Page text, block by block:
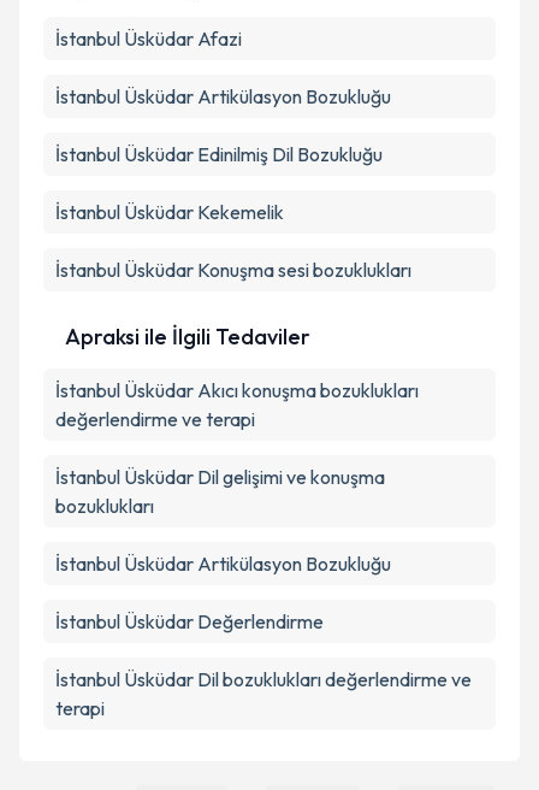
İstanbul Üsküdar Afazi
İstanbul Üsküdar Artikülasyon Bozukluğu
İstanbul Üsküdar Edinilmiş Dil Bozukluğu
İstanbul Üsküdar Kekemelik
İstanbul Üsküdar Konuşma sesi bozuklukları
Apraksi ile İlgili Tedaviler
İstanbul Üsküdar Akıcı konuşma bozuklukları
değerlendirme ve terapi
İstanbul Üsküdar Dil gelişimi ve konuşma
bozuklukları
İstanbul Üsküdar Artikülasyon Bozukluğu
İstanbul Üsküdar Değerlendirme
İstanbul Üsküdar Dil bozuklukları değerlendirme ve
terapi